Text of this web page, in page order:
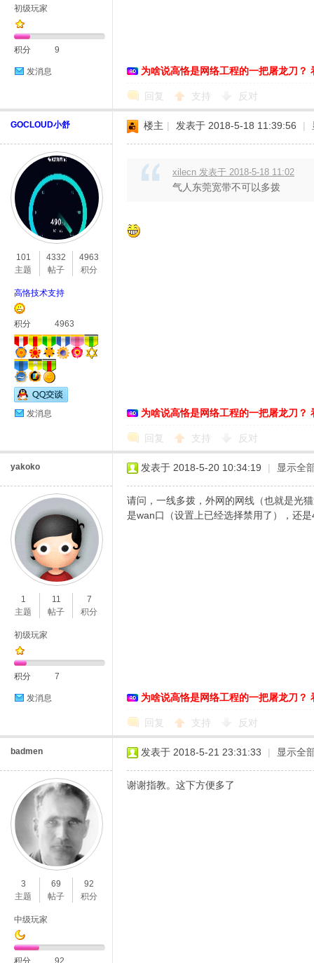
初级玩家
积分 9
发消息 为啥说高恪是网络工程的一把屠龙刀？
回复 支持 反对
GOCLOUD小舒
101
主题
4332
帖子
4963
积分
高恪技术支持
积分 4963
发消息
楼主 | 发表于 2018-5-18 11:39:56 |
xilecn 发表于 2018-5-18 11:02
气人东莞宽带不可以多拨
为啥说高恪是网络工程的一把屠龙刀？
回复 支持 反对
yakoko
1
主题
11
帖子
7
积分
初级玩家
积分 7
发消息
发表于 2018-5-20 10:34:19 | 显示全
请问，一线多拨，外网的网线（也就是光
是wan口（设置上已经选择禁用了），还
为啥说高恪是网络工程的一把屠龙刀？
回复 支持 反对
badmen
3
主题
69
帖子
92
积分
中级玩家
积分 92
发表于 2018-5-21 23:31:33 | 显示全
谢谢指教。这下方便多了